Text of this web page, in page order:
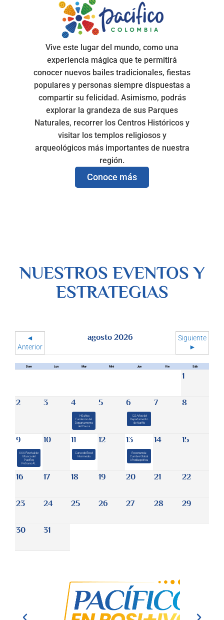
Vive este lugar del mundo, como una
experiencia mágica que te permitirá
conocer nuevos bailes tradicionales, fiestas
populares y personas siempre dispuestas a
compartir su felicidad. Asimismo, podrás
explorar la grandeza de sus Parques
Naturales, recorrer los Centros Históricos y
visitar los templos religiosos y
arqueológicos más importantes de nuestra
región.
Conoce más
NUESTROS EVENTOS Y
ESTRATEGIAS
◄
Anterior
agosto 2026
Siguiente
►
Dom Lun Mar Mié Jue Vie Sáb
1
2 3 4
140 años
Fundación del
Departamento
del Cauca
5 6
122 Años del
Departamento
de Nariño
7 8
9
XXX Festival de
Música del
Pacífico
Petronio Ál...
10 11
Curso de Excel
Intermedio
12 13
Resonancia:
Cumbre Global
Afrodiaspórica
14 15
16 17 18 19 20 21 22
23 24 25 26 27 28 29
30 31